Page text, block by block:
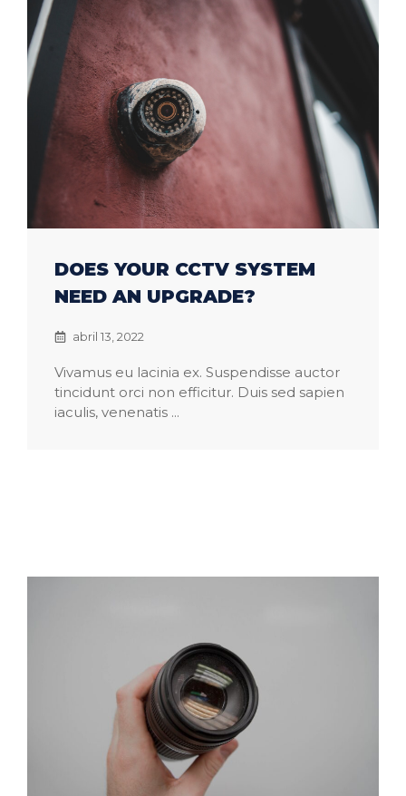
DOES YOUR CCTV SYSTEM
NEED AN UPGRADE?
abril 13, 2022
Vivamus eu lacinia ex. Suspendisse auctor
tincidunt orci non efficitur. Duis sed sapien
iaculis, venenatis ...